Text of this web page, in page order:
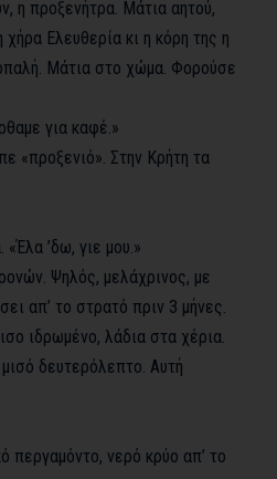
η προξενήτρα. Μάτια αητού,
Ελευθερία κι η κόρη της η
Μάτια στο χώμα. Φορούσε
για καφέ.»
«προξενιό». Στην Κρήτη τα
’δω, γιε μου.»
Ψηλός, μελάχρινος, με
απ’ το στρατό πριν 3 μήνες.
ιδρωμένο, λάδια στα χέρια.
δευτερόλεπτο. Αυτή
περγαμόντο, νερό κρύο απ’ το